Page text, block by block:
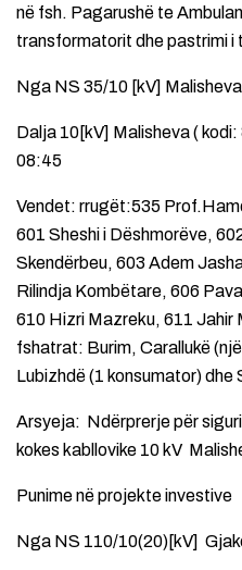
në fsh. Pagarushë te
transformatorit dhe pastrimi i
Nga NS 35/10 [kV]
Dalja 10[kV] Malisheva (
08:45
Vendet: rrugët:535
601 Sheshi i Dëshmorëve,
Skendërbeu, 603 Adem
Rilindja Kombëtare, 606
610 Hizri Mazreku, 611 Jahir
fshatrat: Burim, Carallukë
Lubizhdë (1 konsumator) dhe
Arsyeja: Ndërprerje për
kokes kabllovike 10 kV
Punime në projekte investive
Nga NS 110/10(20)[kV]